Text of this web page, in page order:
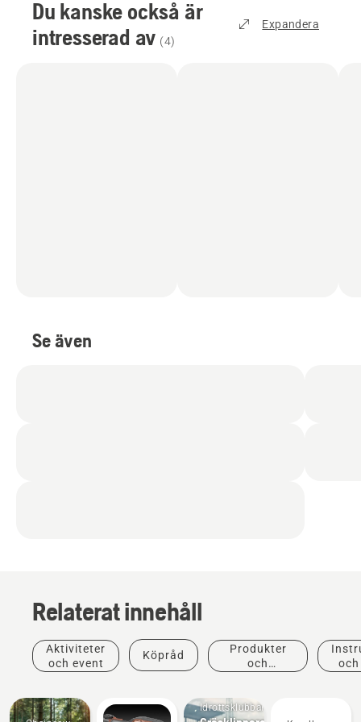
Du kanske också är
intresserad av (4)
Expandera
Se även
Relaterat innehåll
Aktiviteter
och event
Köpråd
Produkter
och
Idrottsklubbar